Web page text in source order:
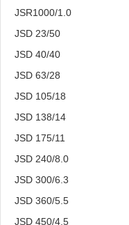
JSR1000/1.0
JSD 23/50
JSD 40/40
JSD 63/28
JSD 105/18
JSD 138/14
JSD 175/11
JSD 240/8.0
JSD 300/6.3
JSD 360/5.5
JSD 450/4.5